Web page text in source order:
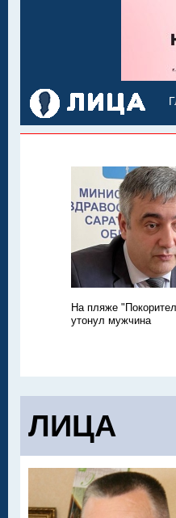
На пляже
утонул мужчина
ЛИЦА